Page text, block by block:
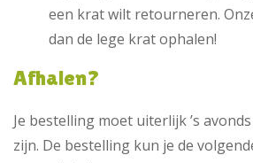
een krat wilt retourneren.
dan de lege krat ophalen!
Afhalen?
Je bestelling moet uiterlijk ’s
zijn. De bestelling kun je de